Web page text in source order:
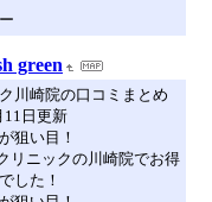
green
川崎院の口コミまとめ
11日更新
狙い目！
リニックの川崎院でお得
した！